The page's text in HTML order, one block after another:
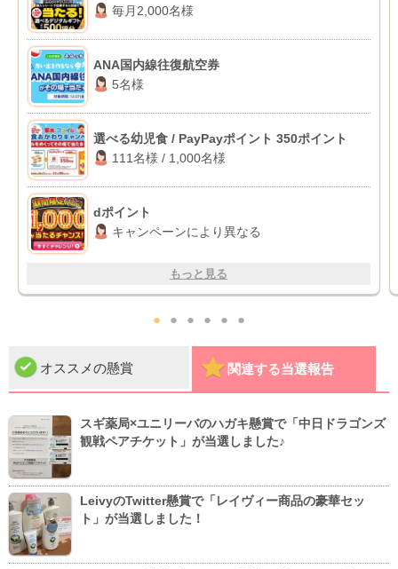
毎月2,000名様
ANA国内線往復航空券
5名様
選べる幼児食 / PayPayポイント 350ポイント
111名様 / 1,000名様
dポイント
キャンペーンにより異なる
もっと見る
● ● ● ● ● ●
オススメの懸賞 関連する当選報告
スギ薬局×ユニリーバのハガキ懸賞で「中日ドラゴンズ
観戦ペアチケット」が当選しました♪
LeivyのTwitter懸賞で「レイヴィー商品の豪華セッ
ト」が当選しました！